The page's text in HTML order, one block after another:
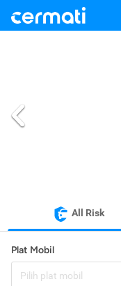
All Risk
Plat Mobil
Pilih plat mobil